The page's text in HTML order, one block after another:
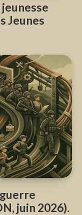
Jeunes
juin 2026).